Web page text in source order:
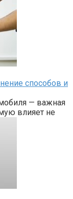
способов и
— важная
влияет не